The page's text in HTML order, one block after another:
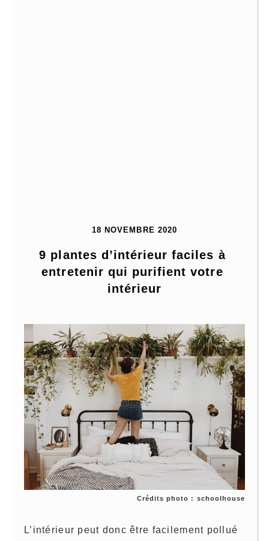
18 NOVEMBRE 2020
9 plantes d’intérieur faciles à
entretenir qui purifient votre
intérieur
Crédits photo : schoolhouse
L’intérieur peut donc être facilement pollué